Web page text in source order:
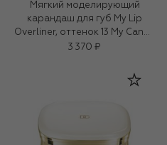
Мягкий моделирующий
карандаш для губ My Lip
Overliner, оттенок 13 My Candy
Pink (1,2g)
3 370 ₽